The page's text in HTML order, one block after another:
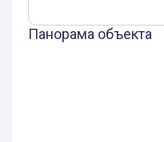
Панорама объекта